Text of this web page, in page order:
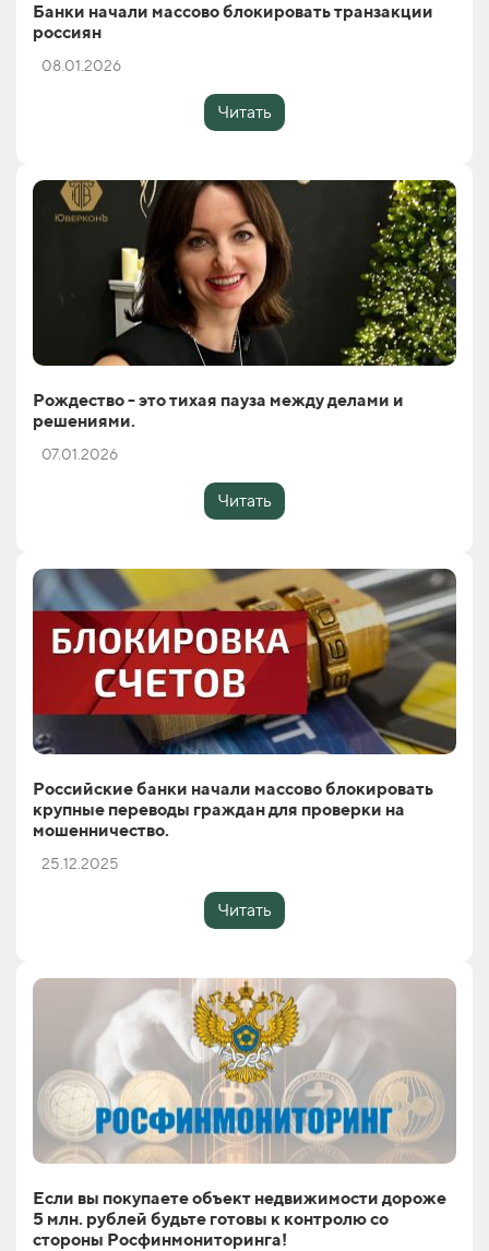
Банки начали массово блокировать транзакции
россиян
08.01.2026
Читать
Рождество - это тихая пауза между делами и
решениями.
07.01.2026
Читать
Российские банки начали массово блокировать
крупные переводы граждан для проверки на
мошенничество.
25.12.2025
Читать
Если вы покупаете объект недвижимости дороже
5 млн. рублей будьте готовы к контролю со
стороны Росфинмониторинга!